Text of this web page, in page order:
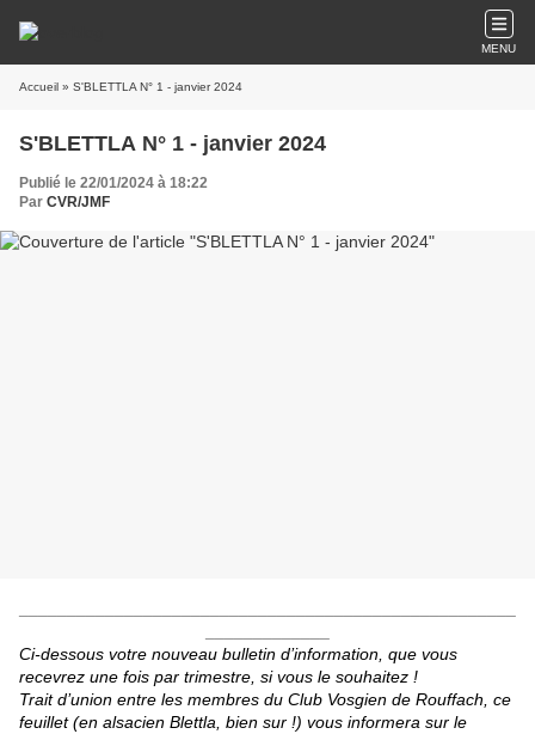
MENU
Accueil » S'BLETTLA N° 1 - janvier 2024
S'BLETTLA N° 1 - janvier 2024
Publié le 22/01/2024 à 18:22
Par CVR/JMF
Ci-dessous votre nouveau bulletin d’information, que vous
recevrez une fois par trimestre, si vous le souhaitez !
Trait d’union entre les membres du Club Vosgien de Rouffach, ce
feuillet (en alsacien Blettla, bien sur !) vous informera sur le